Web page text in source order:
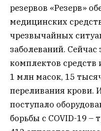
резервов «Резерв»
медицинских
чрезвычайных
заболеваний.
комплектов
1 млн масок, 15
переливания крови.
поступало
борьбы с COVID-19 –